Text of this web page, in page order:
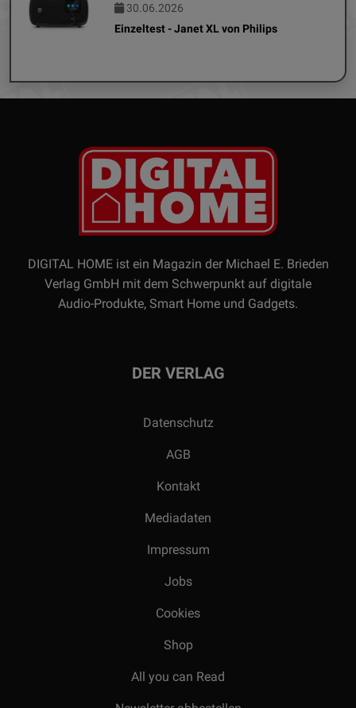
30.06.2026
Einzeltest - Janet XL von Philips
DIGITAL HOME ist ein Magazin der Michael E. Brieden
Verlag GmbH mit dem Schwerpunkt auf digitale
Audio-Produkte, Smart Home und Gadgets.
DER VERLAG
Datenschutz
AGB
Kontakt
Mediadaten
Impressum
Jobs
Cookies
Shop
All you can Read